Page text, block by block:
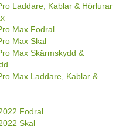
Laddare, Kablar & Hörlurar
Max Fodral
Max Skal
Max Skärmskydd &
Max Laddare, Kablar &
Fodral
Skal